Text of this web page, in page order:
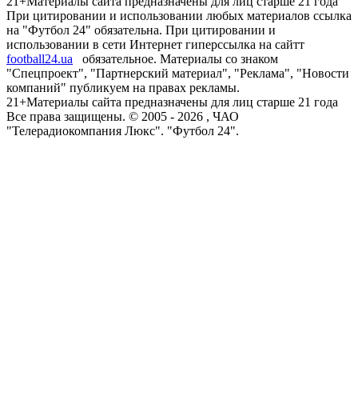
При цитировании и использовании любых материалов ссылка
на "Футбол 24" обязательна. При цитировании и
использовании в сети Интернет гиперссылка на сайтт
football24.ua
обязательное. Материалы со знаком
"Спецпроект", "Партнерский материал", "Реклама", "Новости
компаний" публикуем на правах рекламы.
21+Материалы сайта предназначены для лиц старше 21 года
Все права защищены. © 2005 - 2026 , ЧАО
"Телерадиокомпания Люкс". "Футбол 24".